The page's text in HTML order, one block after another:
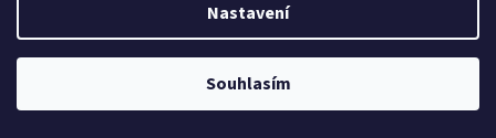
Nastavení
Souhlasím
Site Kaart